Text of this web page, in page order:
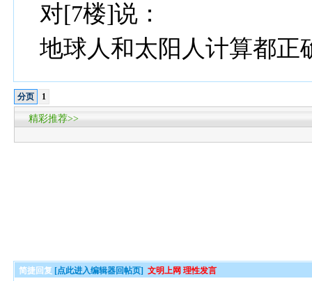
对[7楼]说：
地球人和太阳人计算都正
分页 1
精彩推荐>>
简捷回复 [点此进入编辑器回帖页] 文明上网 理性发言